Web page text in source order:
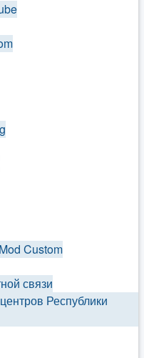
Custom
связи
Республики